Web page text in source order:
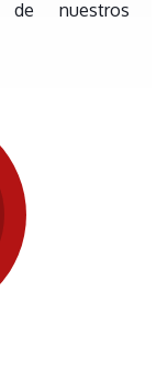
nuestros